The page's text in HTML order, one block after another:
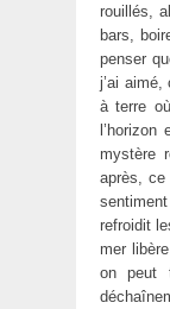
rouillés,
bars,
penser
j’ai aimé,
à terre
l’horizon
mystère
après, ce
refroidit
mer
on peut